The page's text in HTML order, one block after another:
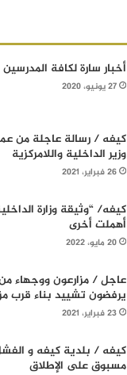
أخبار سارة لكافة المدرسين
27 يونيو، 2020
كيفه / رسالة عاجلة من
وزير الداخلية واللامركزية
26 فبراير، 2021
كيفه/ “وثيقة وزارة
أهملت أخرى
20 مايو، 2022
عاجل / مزارعون ووجهاء
يرفضون تشييد بناء قرب
23 فبراير، 2021
كيفه / بلدية كيفه و
مسبوق على الإطلاق